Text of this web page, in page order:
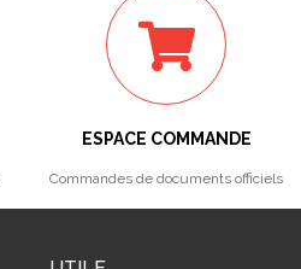
ESPACE COMMANDE
Commandes de documents officiels